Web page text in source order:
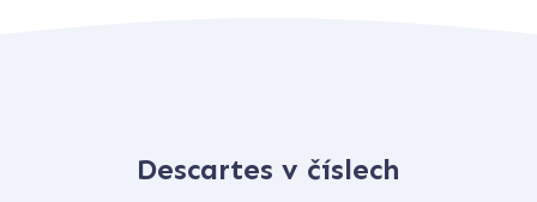
Descartes v číslech